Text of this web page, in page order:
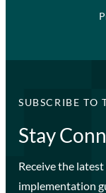
SUBSCRIBE TO
Stay
Receive the
implementation